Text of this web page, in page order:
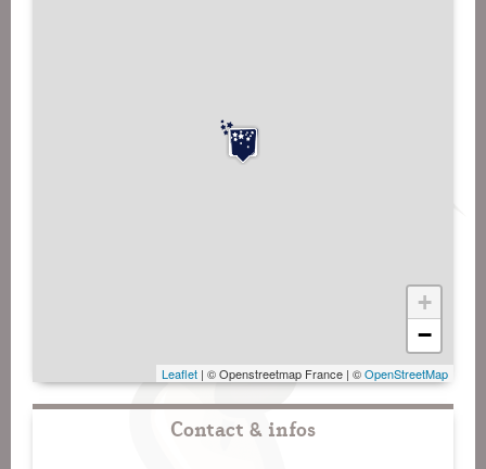
+
−
Leaflet | © Openstreetmap France | ©OpenStreetMap
Contact & infos